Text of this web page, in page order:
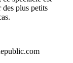
plus petits